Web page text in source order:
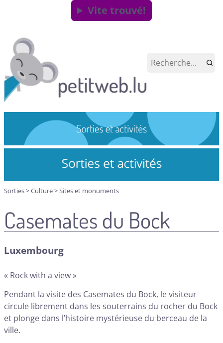
Vite trouvé!
Sorties>Culture>Sites et monuments
Casemates du Bock
Luxembourg
« Rock with a view »
Pendant la visite des Casemates du Bock, le visiteur
circule librement dans les souterrains du rocher du Bock
et plonge dans l’histoire mystérieuse du berceau de la
ville.